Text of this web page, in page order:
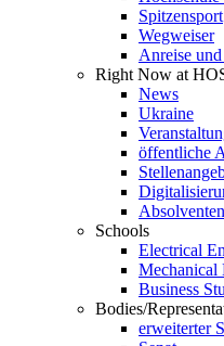
Spitzensport
Wegweiser
Anreise
Right Now at
News
Ukraine
öffentliche
Schools
Electrical
Mechanical
Business
Bodies/
erweiterter